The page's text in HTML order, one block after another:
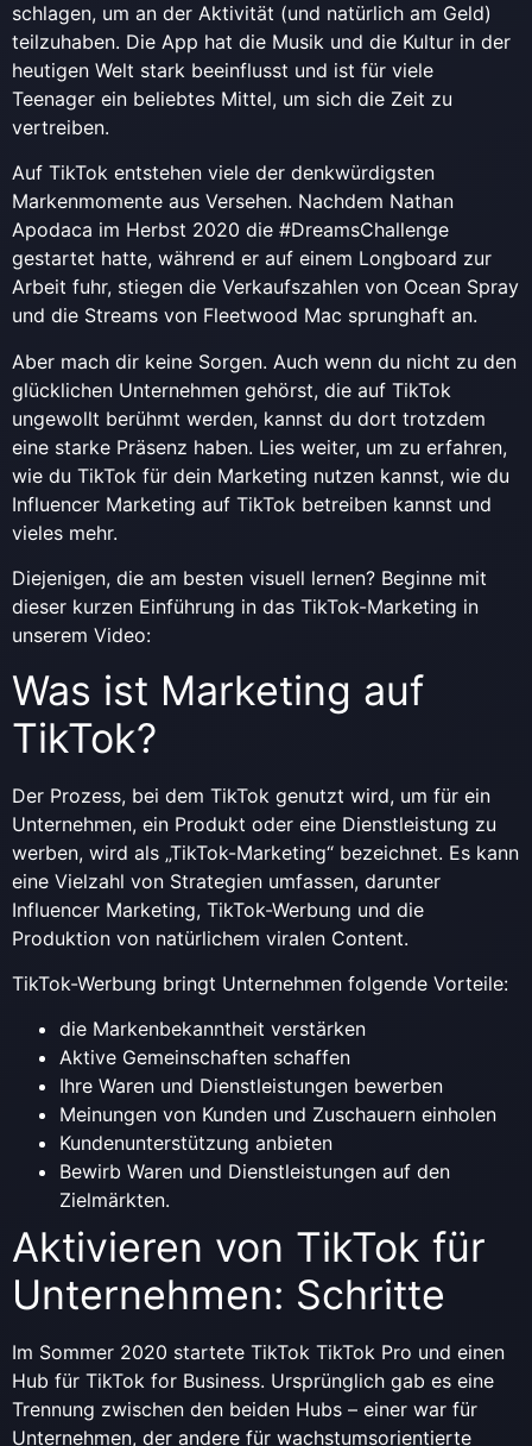
schlagen, um an der Aktivität (und natürlich am Geld)
teilzuhaben. Die App hat die Musik und die Kultur in der
heutigen Welt stark beeinflusst und ist für viele
Teenager ein beliebtes Mittel, um sich die Zeit zu
vertreiben.
Auf TikTok entstehen viele der denkwürdigsten
Markenmomente aus Versehen. Nachdem Nathan
Apodaca im Herbst 2020 die #DreamsChallenge
gestartet hatte, während er auf einem Longboard zur
Arbeit fuhr, stiegen die Verkaufszahlen von Ocean Spray
und die Streams von Fleetwood Mac sprunghaft an.
Aber mach dir keine Sorgen. Auch wenn du nicht zu den
glücklichen Unternehmen gehörst, die auf TikTok
ungewollt berühmt werden, kannst du dort trotzdem
eine starke Präsenz haben. Lies weiter, um zu erfahren,
wie du TikTok für dein Marketing nutzen kannst, wie du
Influencer Marketing auf TikTok betreiben kannst und
vieles mehr.
Diejenigen, die am besten visuell lernen? Beginne mit
dieser kurzen Einführung in das TikTok-Marketing in
unserem Video:
Was ist Marketing auf
TikTok?
Der Prozess, bei dem TikTok genutzt wird, um für ein
Unternehmen, ein Produkt oder eine Dienstleistung zu
werben, wird als „TikTok-Marketing“ bezeichnet. Es kann
eine Vielzahl von Strategien umfassen, darunter
Influencer Marketing, TikTok-Werbung und die
Produktion von natürlichem viralen Content.
TikTok-Werbung bringt Unternehmen folgende Vorteile:
die Markenbekanntheit verstärken
Aktive Gemeinschaften schaffen
Ihre Waren und Dienstleistungen bewerben
Meinungen von Kunden und Zuschauern einholen
Kundenunterstützung anbieten
Bewirb Waren und Dienstleistungen auf den
Zielmärkten.
Aktivieren von TikTok für
Unternehmen: Schritte
Im Sommer 2020 startete TikTok TikTok Pro und einen
Hub für TikTok for Business. Ursprünglich gab es eine
Trennung zwischen den beiden Hubs – einer war für
Unternehmen, der andere für wachstumsorientierte